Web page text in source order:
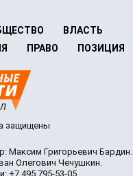
ВЛАСТЬ
ПРАВО ПОЗИЦИЯ
защищены
Максим Григорьевич Бардин.
Олегович Чечушкин.
+7 495 795-53-05